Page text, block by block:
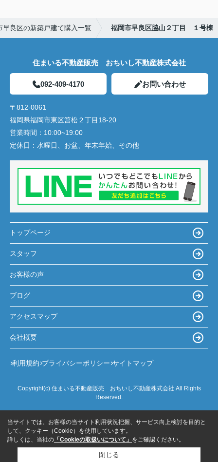
早良区の新築戸建て購入一覧 福岡市早良区脇山２丁目 １号棟
住まいる不動産販売 おちいし不動産株式会社
092-409-4170 お問い合わせ
〒812-0061
福岡県福岡市東区筥松２丁目18-20
営業時間： 10:00~19:00
定休日： 水曜日、お盆、年末年始、その他
トップページ
スタッフ
お客様の声
ブログ
アクセスマップ
会社概要
利用規約 プライバシーポリシー サイトマップ
Copyright(c) 住まいる不動産販売 おちいし不動産株式会社 All Rights
Reserved.
当サイトでは、お客様の当サイト利用状況把握、サービス向上検討を目的と
して、クッキー（Cookie）を使用しています。
詳しくは、当社の 「Cookieの取扱いについて」 をご確認ください。
閉じる